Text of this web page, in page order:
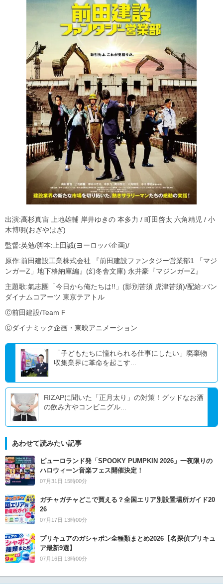
出演:高杉真宙 上地雄輔 岸井ゆきの 本多力 / 町田啓太 六角精児 / 小
木博明(おぎやはぎ)
監督:英勉/脚本:上田誠(ヨーロッパ企画)/
原作:前田建設工業株式会社 『前田建設ファンタジー営業部1 「マジ
ンガーZ」地下格納庫編』(幻冬舎文庫) 永井豪『マジンガーZ』
主題歌:氣志團「今日から俺たちは!!」(影別苦須 虎津苦須)/配給:バン
ダイナムコアーツ 東京テアトル
Ⓒ前田建設/Team F
Ⓒダイナミック企画・東映アニメーション
「子どもたちに憧れられる仕事にしたい」廃棄物
収集業界に革命を起こす...
RIZAPに聞いた「正月太り」の対策！グッドなお酒
の飲み方やコンビニグル...
あわせて読みたい記事
ピューロランド発「SPOOKY PUMPKIN 2026」一夜限りの
ハロウィーン音楽フェス開催決定！
07月31日 15時00分
ガチャガチャどこで買える？全国エリア別設置場所ガイド20
26
07月17日 13時00分
プリキュアのガシャポン全種類まとめ2026【名探偵プリキュ
ア最新9選】
07月16日 13時00分